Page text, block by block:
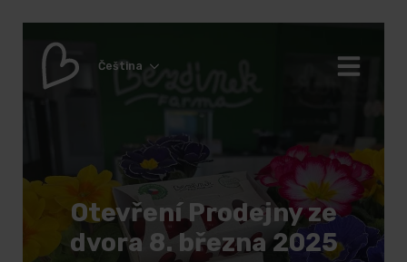
Čeština
Otevření Prodejny ze
dvora 8. března 2025